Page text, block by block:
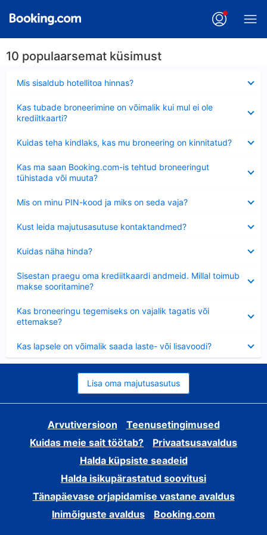
10 populaarsemat küsimust
Mis sisaldub hotellitoa hinnas?
Kas tubade broneerimine on võimalik kui mul ei ole
krediitkaarti?
Kuidas teha kindlaks, kas mu broneering on kinnitatud?
Kas ma saan Booking.com-is tehtud broneeringut
tühistada või muuta?
Mis on minu PIN-kood ja miks on seda vaja?
Kust leida majutusasutuse kontaktandmed?
Kuidas näha hinda?
Sisestan praegu oma krediitkaardi andmeid. Millal toimub
makse sooritamine?
Kas broneeringu tegemiseks on vajalik tagatis või
ettemakse?
Kas lapsele on võimalik saada laste- või lisavoodi?
Lisa oma majutusasutus
Arvutiversioon
Teenusetingimused
Kuidas meie sait töötab?
Privaatsusavaldus
Halda küpsiste seadeid
Halda isikupärastatud soovitusi
Tänapäevase orjapidamise vastane avaldus
Inimõiguste avaldus
Booking.com